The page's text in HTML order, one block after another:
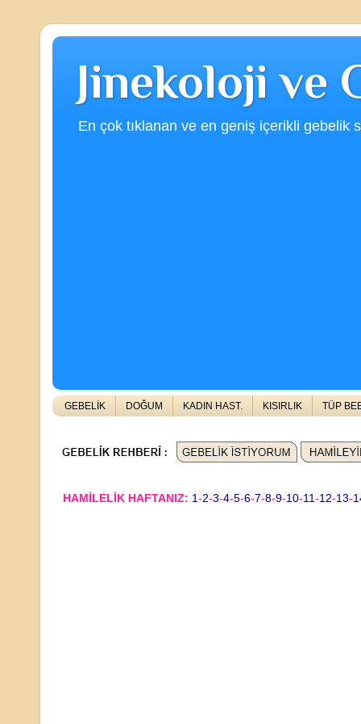
Jinekoloji ve
En çok tıklanan ve en geniş içerikli gebelik
GEBELİK DOĞUM KADIN HAST. KISIRLIK TÜP
HAMİLELİK HAFTANIZ: 1-2-3-4-5-6-7-8-9-10-11-12-13-